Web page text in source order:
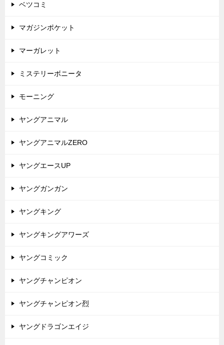
ベツコミ
マガジンポケット
マーガレット
ミステリーボニータ
モーニング
ヤングアニマル
ヤングアニマルZERO
ヤングエースUP
ヤングガンガン
ヤングキング
ヤングキングアワーズ
ヤングコミック
ヤングチャンピオン
ヤングチャンピオン烈
ヤングドラゴンエイジ